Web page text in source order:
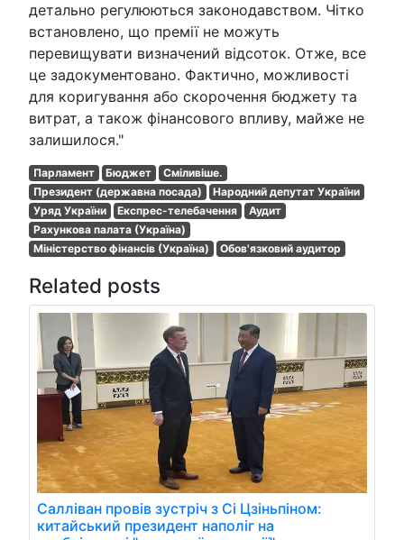
детально регулюються законодавством. Чітко
встановлено, що премії не можуть
перевищувати визначений відсоток. Отже, все
це задокументовано. Фактично, можливості
для коригування або скорочення бюджету та
витрат, а також фінансового впливу, майже не
залишилося."
Парламент Бюджет
Сміливіше.
Президент (державна посада)
Народний депутат України
Уряд України
Експрес-телебачення
Аудит
Рахункова палата (Україна)
Міністерство фінансів (Україна)
Обов'язковий аудитор
Related posts
Салліван провів зустріч з Сі Цзіньпіном:
китайський президент наполіг на